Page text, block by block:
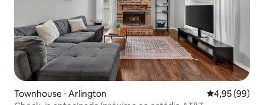
Townhouse ⋅ Arlington 4,95 de uma
4,95 (99)